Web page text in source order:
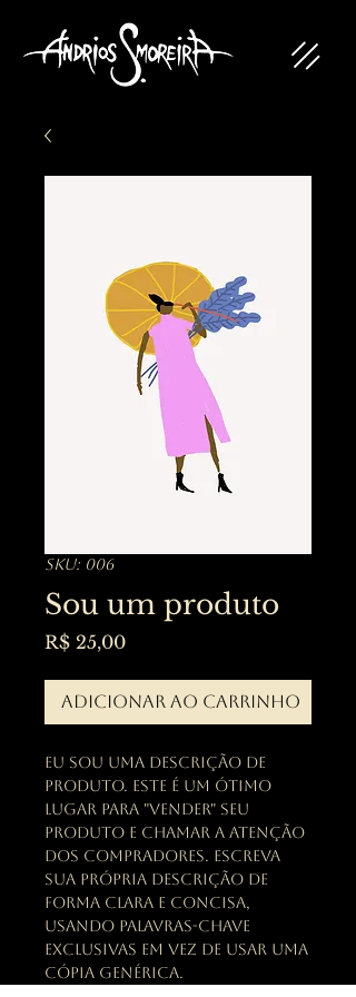
SKU: 006
Sou um produto
R$ 25,00Preço
Adicionar ao carrinho
Eu sou uma descrição de
produto. Este é um ótimo
lugar para "vender" seu
produto e chamar a atenção
dos compradores. Escreva
sua própria descrição de
forma clara e concisa,
usando palavras-chave
exclusivas em vez de usar uma
cópia genérica.